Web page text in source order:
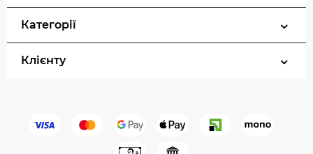
Категорії
Клієнту